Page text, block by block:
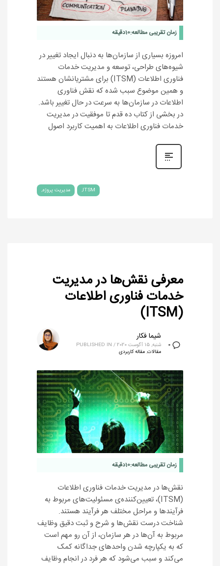
زمان تقریبی مطالعه:10دقیقه
امروزه بسیاری از سازمان‌ها به دنبال ایجاد تغییر در
شیوه‌های طراحی، توسعه و مدیریت خدمات
فناوری اطلاعات (ITSM) برای مشتریانشان هستند
و همین موضوع سبب شده که نقش فناوری
اطلاعات در سازمان‌ها به سرعت در حال تغییر باشد.
در بخشی از کتاب ده قدم تا موفقیت در مدیریت
خدمات فناوری اطلاعات به اهمیت کاربرد اصول
ITSM مدیریت پروژه
معرفی نقش‌ها در مدیریت
خدمات فناوری اطلاعات
(ITSM)
0
شیما فکار
شنبه, 15 آگوست 2020 /
PUBLISHED IN
مقالات, مقاله کاربردی
زمان تقریبی مطالعه:10دقیقه
نقش‌ها در مدیریت خدمات فناوری اطلاعات
(ITSM)، تعیین‌کننده‌ی مسئولیت‌های مربوط به
فرآیندها و مراحل مختلف هر فرآیند هستند.
شناخت درست نقش‌ها و شرح و ثبت دقیق وظایف
مربوط به آن‌ها در هر سازمان، از آن رو مهم است
که به یکپارچه شدن واحدهای جداگانه کمک
می‌کند و سبب می‌شود که هر فرد در انجام وظایف